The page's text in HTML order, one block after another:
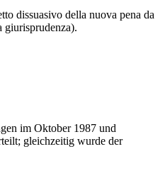
dissuasivo della nuova pena da
giurisprudenza).
im Oktober 1987 und
gleichzeitig wurde der